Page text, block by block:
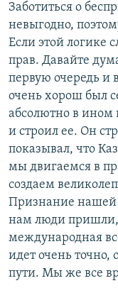
Заботиться о
невыгодно,
Если этой логике
прав. Давайте
первую очередь и
очень хорош был
абсолютно в ином
и строил ее. Он
показывал, что
мы двигаемся в
создаем
Признание нашей
нам люди пришли,
международная
идет очень точно,
пути. Мы же все